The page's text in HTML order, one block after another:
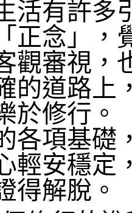
活有許多
正念」，
觀審視，
的道路上
於修行。
各項基礎
輕安穩定
得解脫。